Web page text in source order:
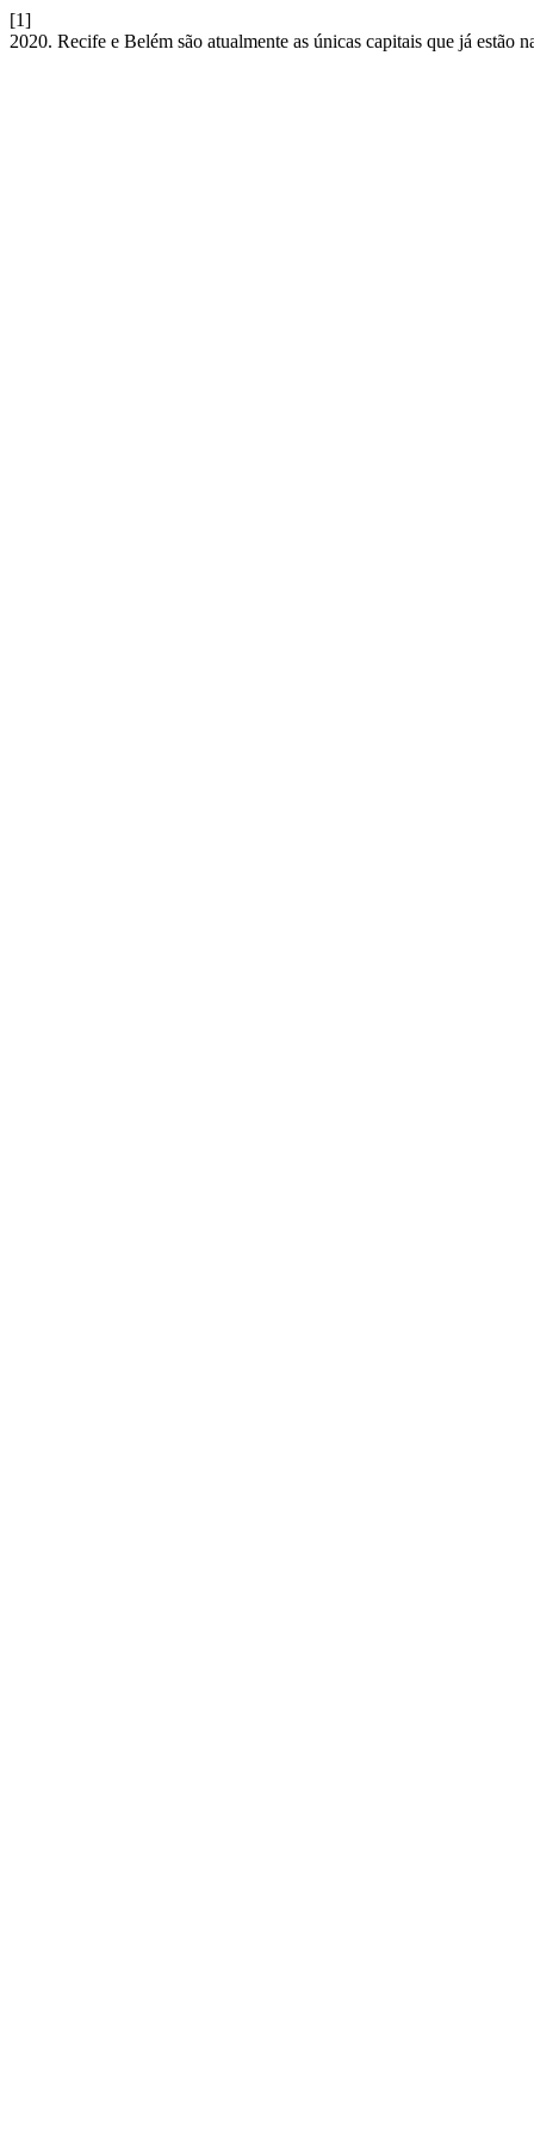
[1]
2020. Recife e Belém são atualmente as únicas capitais que já estão